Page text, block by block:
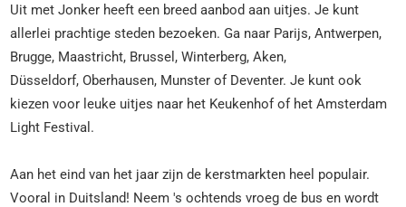
Uit met Jonker heeft een breed aanbod aan uitjes. Je kunt
allerlei prachtige steden bezoeken. Ga naar Parijs, Antwerpen,
Brugge, Maastricht, Brussel, Winterberg, Aken,
Düsseldorf, Oberhausen, Munster of Deventer. Je kunt ook
kiezen voor leuke uitjes naar het Keukenhof of het Amsterdam
Light Festival.
Aan het eind van het jaar zijn de kerstmarkten heel populair.
Vooral in Duitsland! Neem 's ochtends vroeg de bus en wordt